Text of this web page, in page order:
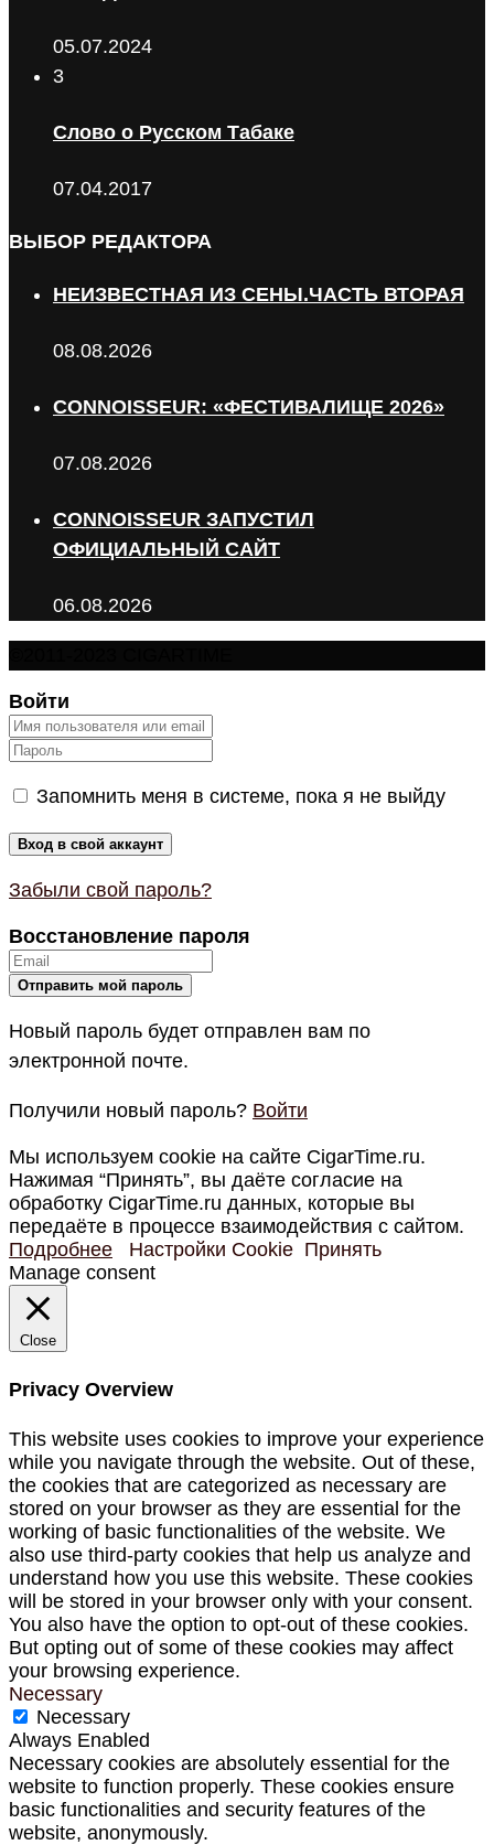
05.07.2024
3
Слово о Русском Табаке
07.04.2017
ВЫБОР РЕДАКТОРА
НЕИЗВЕСТНАЯ ИЗ СЕНЫ.ЧАСТЬ ВТОРАЯ
08.08.2026
CONNOISSEUR: «ФЕСТИВАЛИЩЕ 2026»
07.08.2026
CONNOISSEUR ЗАПУСТИЛ
ОФИЦИАЛЬНЫЙ САЙТ
06.08.2026
Войти
Запомнить меня в системе, пока я не выйду
Забыли свой пароль?
Восстановление пароля
Новый пароль будет отправлен вам по
электронной почте.
Получили новый пароль? Войти
Мы используем cookie на сайте CigarTime.ru.
Нажимая “Принять”, вы даёте согласие на
обработку CigarTime.ru данных, которые вы
передаёте в процессе взаимодействия с сайтом.
Подробнее
Настройки Cookie Принять
Manage consent
Close
Privacy Overview
This website uses cookies to improve your experience
while you navigate through the website. Out of these,
the cookies that are categorized as necessary are
stored on your browser as they are essential for the
working of basic functionalities of the website. We
also use third-party cookies that help us analyze and
understand how you use this website. These cookies
will be stored in your browser only with your consent.
You also have the option to opt-out of these cookies.
But opting out of some of these cookies may affect
your browsing experience.
Necessary
Necessary
Always Enabled
Necessary cookies are absolutely essential for the
website to function properly. These cookies ensure
basic functionalities and security features of the
website, anonymously.